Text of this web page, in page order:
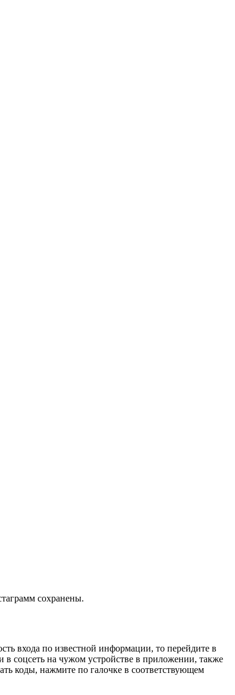
сохранены.
входа по известной информации, то перейдите в
в соцсеть на чужом устройстве в приложении, также
коды, нажмите по галочке в соответствующем